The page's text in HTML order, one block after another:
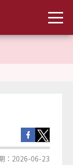
：2026-06-23